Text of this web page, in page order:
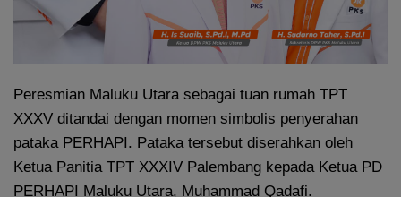
Peresmian Maluku Utara sebagai tuan rumah TPT
XXXV ditandai dengan momen simbolis penyerahan
pataka PERHAPI. Pataka tersebut diserahkan oleh
Ketua Panitia TPT XXXIV Palembang kepada Ketua PD
PERHAPI Maluku Utara, Muhammad Qadafi.